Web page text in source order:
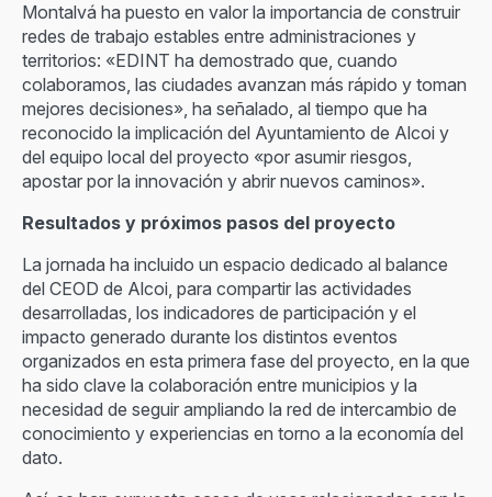
Montalvá ha puesto en valor la importancia de construir
redes de trabajo estables entre administraciones y
territorios: «EDINT ha demostrado que, cuando
colaboramos, las ciudades avanzan más rápido y toman
mejores decisiones», ha señalado, al tiempo que ha
reconocido la implicación del Ayuntamiento de Alcoi y
del equipo local del proyecto «por asumir riesgos,
apostar por la innovación y abrir nuevos caminos».
Resultados y próximos pasos del proyecto
La jornada ha incluido un espacio dedicado al balance
del CEOD de Alcoi, para compartir las actividades
desarrolladas, los indicadores de participación y el
impacto generado durante los distintos eventos
organizados en esta primera fase del proyecto, en la que
ha sido clave la colaboración entre municipios y la
necesidad de seguir ampliando la red de intercambio de
conocimiento y experiencias en torno a la economía del
dato.